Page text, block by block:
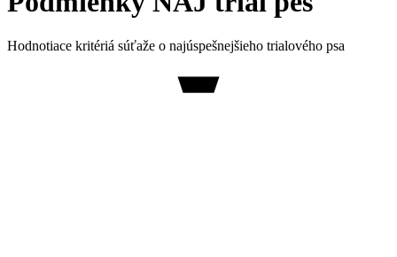
Hodnotiace kritériá súťaže o najúspešnejšieho trialového psa